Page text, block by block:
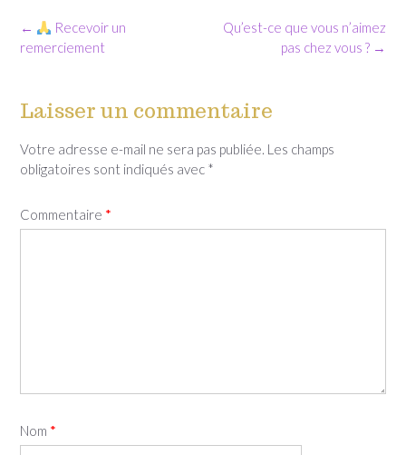
Post
navigation
Qu’est-ce que vous n’aimez
pas chez vous ? →
←
Recevoir un
remerciement
Laisser un commentaire
Votre adresse e-mail ne sera pas publiée. Les champs
obligatoires sont indiqués avec *
Commentaire *
Nom *